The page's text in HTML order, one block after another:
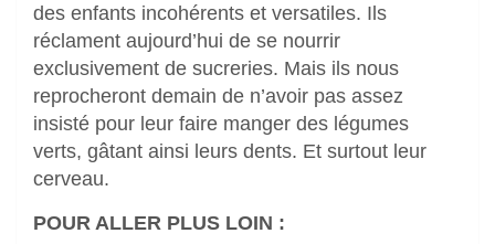
des enfants incohérents et versatiles. Ils
réclament aujourd’hui de se nourrir
exclusivement de sucreries. Mais ils nous
reprocheront demain de n’avoir pas assez
insisté pour leur faire manger des légumes
verts, gâtant ainsi leurs dents. Et surtout leur
cerveau.
POUR ALLER PLUS LOIN :